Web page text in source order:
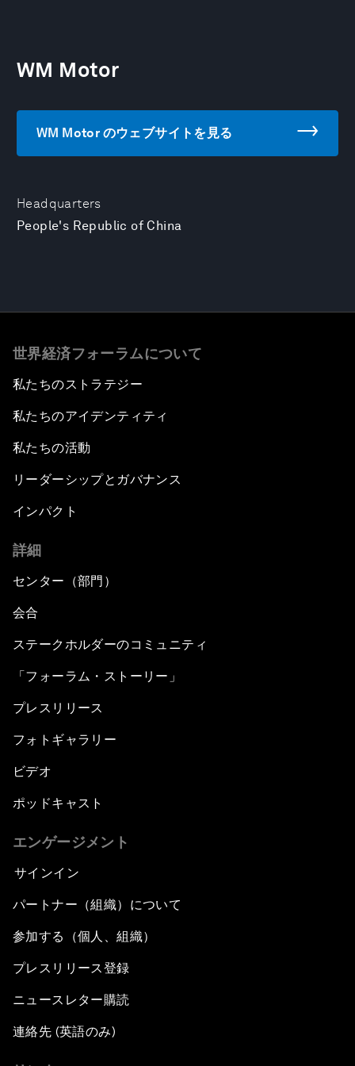
Headquarters
People's Republic of China
WM Motor
WM Motor のウェブサイトを見る
世界経済フォーラムについて
私たちのストラテジー
私たちのアイデンティティ
私たちの活動
リーダーシップとガバナンス
インパクト
詳細
センター（部門）
会合
ステークホルダーのコミュニティ
「フォーラム・ストーリー」
プレスリリース
フォトギャラリー
ビデオ
ポッドキャスト
エンゲージメント
サインイン
パートナー（組織）について
参加する（個人、組織）
プレスリリース登録
ニュースレター購読
連絡先 (英語のみ)